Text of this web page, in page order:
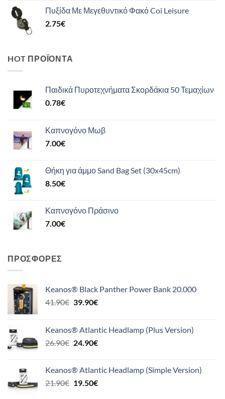
Πυξίδα Με Μεγεθυντικό Φακό Coi Leisure
2.75€
HOT ΠΡΟΪΌΝΤΑ
Παιδικά Πυροτεχνήματα Σκορδάκια 50 Τεμαχίων
0.78€
Καπνογόνο Μωβ
7.00€
Θήκη για άμμο Sand Bag Set (30x45cm)
8.50€
Καπνογόνο Πράσινο
7.00€
ΠΡΟΣΦΟΡΈΣ
Keanos® Black Panther Power Bank 20.000
41.90€ Original
41.90€.
39.90€Η
είναι:
39.90€.
Keanos® Atlantic Headlamp (Plus Version)
26.90€ Original
26.90€.
24.90€Η
είναι:
24.90€.
Keanos® Atlantic Headlamp (Simple Version)
21.90€ Original
19.50€Η